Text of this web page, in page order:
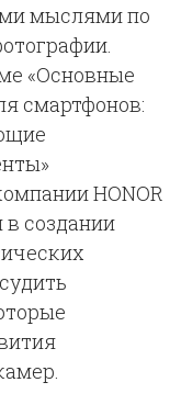
мыслями по
«Основные
смартфонов:
HONOR
в создании